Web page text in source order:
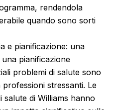
rendendola
quando sono sorti
e pianificazione: una
pianificazione
problemi di salute sono
stressanti. Le
salute di Williams hanno